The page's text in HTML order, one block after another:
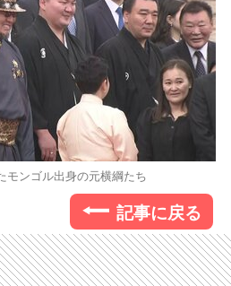
モンゴル出身の元横綱たち
記事に戻る